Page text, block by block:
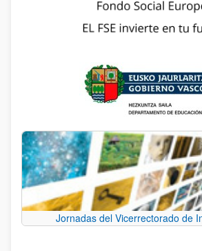
Jornadas del Vicerrectorado de